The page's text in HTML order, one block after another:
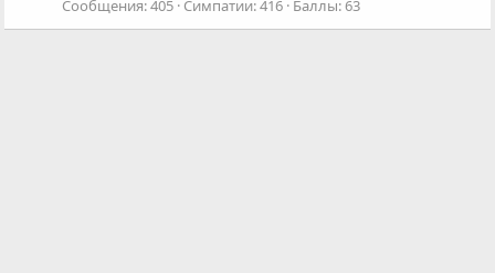
Сообщения 405 Симпатии 416 Баллы 63